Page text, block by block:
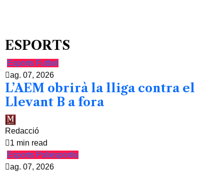
ESPORTS
Esports Futbol
ag. 07, 2026
L’AEM obrirà la lliga contra el
Llevant B a fora
Redacció
1 min read
Esports Poliesportiu
ag. 07, 2026